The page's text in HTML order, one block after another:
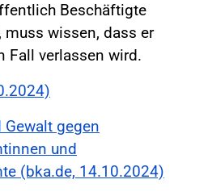
Beschäftigte
wissen, dass er
Fall verlassen wird.
Gewalt gegen
und
(bka.de, 14.10.2024)